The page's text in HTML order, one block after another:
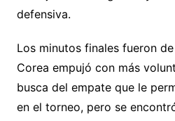
defensiva.
Los minutos finales fueron
Corea empujó con más
busca del empate que le
en el torneo, pero se